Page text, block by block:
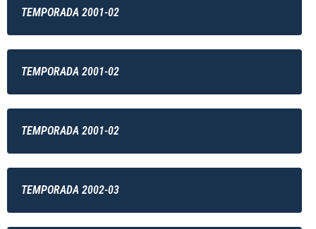
TEMPORADA 2001-02
TEMPORADA 2001-02
TEMPORADA 2001-02
TEMPORADA 2002-03